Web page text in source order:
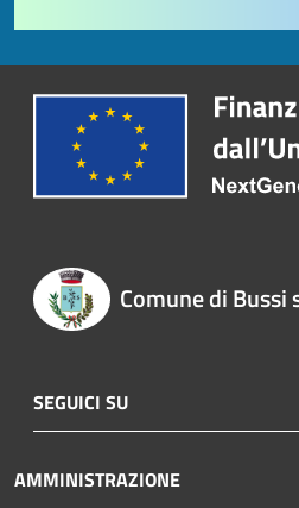
Comune di Bussi
SEGUICI SU
AMMINISTRAZIONE